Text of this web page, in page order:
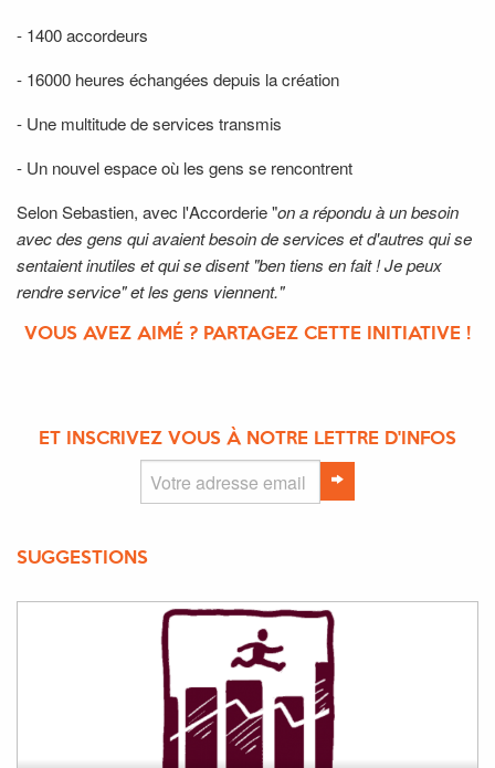
- 1400 accordeurs
- 16000 heures échangées depuis la création
- Une multitude de services transmis
- Un nouvel espace où les gens se rencontrent
Selon Sebastien, avec l'Accorderie "on a répondu à un besoin
avec des gens qui avaient besoin de services et d'autres qui se
sentaient inutiles et qui se disent "ben tiens en fait ! Je peux
rendre service" et les gens viennent."
VOUS AVEZ AIMÉ ? PARTAGEZ CETTE INITIATIVE !
ET INSCRIVEZ VOUS À NOTRE LETTRE D'INFOS
SUGGESTIONS